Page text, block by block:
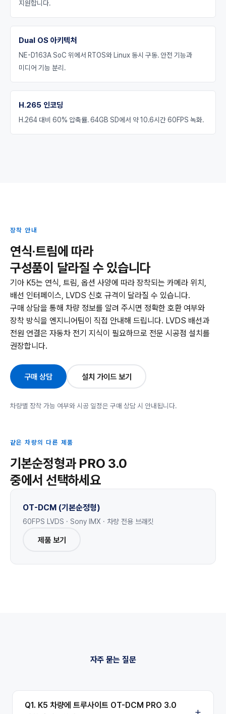
지원합니다.
Dual OS 아키텍처
NE-D163A SoC 위에서 RTOS와 Linux 동시 구동. 안전 기능과
미디어 기능 분리.
H.265 인코딩
H.264 대비 60% 압축률. 64GB SD에서 약 10.6시간 60FPS 녹화.
장착 안내
연식·트림에 따라
구성품이 달라질 수 있습니다
기아 K5는 연식, 트림, 옵션 사양에 따라 장착되는 카메라 위치,
배선 인터페이스, LVDS 신호 규격이 달라질 수 있습니다.
구매 상담을 통해 차량 정보를 알려 주시면 정확한 호환 여부와
장착 방식을 엔지니어팀이 직접 안내해 드립니다. LVDS 배선과
전원 연결은 자동차 전기 지식이 필요하므로 전문 시공점 설치를
권장합니다.
구매 상담 설치 가이드 보기
차량별 장착 가능 여부와 시공 일정은 구매 상담 시 안내됩니다.
같은 차량의 다른 제품
기본순정형과 PRO 3.0
중에서 선택하세요
OT-DCM (기본순정형)
60FPS LVDS · Sony IMX · 차량 전용 브래킷
제품 보기
자주 묻는 질문
Q1. K5 차량에 트루사이트 OT-DCM PRO 3.0